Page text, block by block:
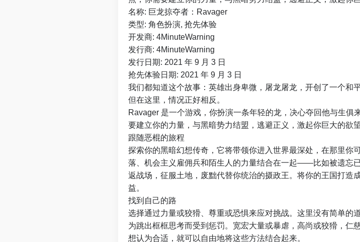
名称: 巨龙掠夺者：Ravager
类型: 角色扮演, 抢先体验
开发商: 4MinuteWarning
发行商: 4MinuteWarning
发行日期: 2021 年 9 月 3 日
抢先体验日期: 2021 年 9 月 3 日
我们都知道这个故事：英雄出身卑微，屠龙屠龙，开创了一个和
但在这里，情况正好相反。
Ravager 是一个游戏，你扮演一条年轻的龙，决心夺回他与生俱
要建立你的力量，与黑暗势力结盟，逃避正义，激起你巨大的欲望
跟随恶棍的旅程
探索你的黑暗幻想传奇，它将带领你进入世界最深处，在那里你
落、机会主义雇佣兵和陌生人的力量结合在一起——比如被遗忘
返战场，征服土地，废黜代替你统治的摄政王。将你的王国打造
益。
找到自己的路
选择通过力量或狡猾、尊重或恐惧来应对挑战。这里没有简单的
为跳出框框思考而受到惩罚。宽宏大量或暴虐，高尚或狡猾，
想认为合适，就可以自由地将这些方法结合起来。